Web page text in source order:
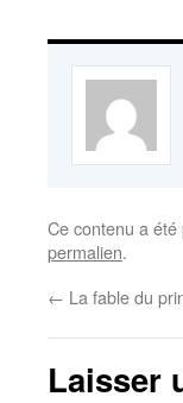
Ce contenu a
permalien.
← La fable du
Laisser